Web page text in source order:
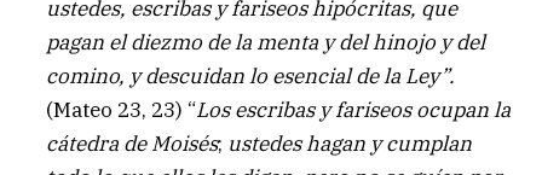
ustedes, escribas y fariseos hipócritas, que
pagan el diezmo de la menta y del hinojo y del
comino, y descuidan lo esencial de la Ley”.
(Mateo 23, 23) “Los escribas y fariseos ocupan la
cátedra de Moisés; ustedes hagan y cumplan